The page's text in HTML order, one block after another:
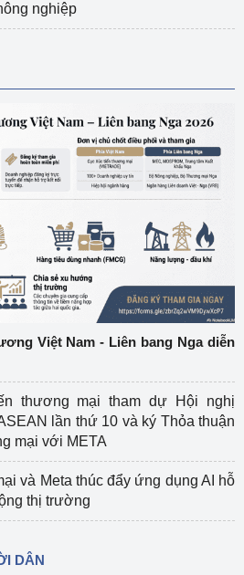
nghiệp
Việt Nam - Liên bang Nga diễn
thương mại tham dự Hội nghị
lần thứ 10 và ký Thỏa thuận
mại với META
và Meta thúc đẩy ứng dụng AI hỗ
thị trường
DÂN